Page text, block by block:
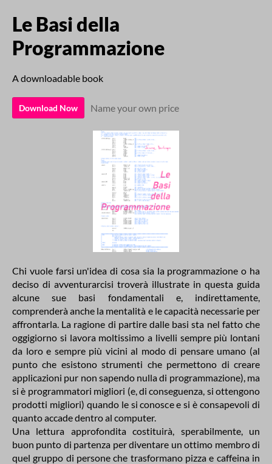
Le Basi della
Programmazione
A downloadable book
Download Now Name your own price
Chi vuole farsi un'idea di cosa sia la programmazione o ha
deciso di avventurarcisi troverà illustrate in questa guida
alcune sue basi fondamentali e, indirettamente,
comprenderà anche la mentalità e le capacità necessarie per
affrontarla. La ragione di partire dalle basi sta nel fatto che
oggigiorno si lavora moltissimo a livelli sempre più lontani
da loro e sempre più vicini al modo di pensare umano (al
punto che esistono strumenti che permettono di creare
applicazioni pur non sapendo nulla di programmazione), ma
si è programmatori migliori (e, di conseguenza, si ottengono
prodotti migliori) quando le si conosce e si è consapevoli di
quanto accade dentro al computer.
Una lettura approfondita costituirà, sperabilmente, un
buon punto di partenza per diventare un ottimo membro di
quel gruppo di persone che trasformano pizza e caffeina in